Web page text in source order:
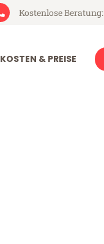
Kostenlose Beratung:
KOSTEN & PREISE